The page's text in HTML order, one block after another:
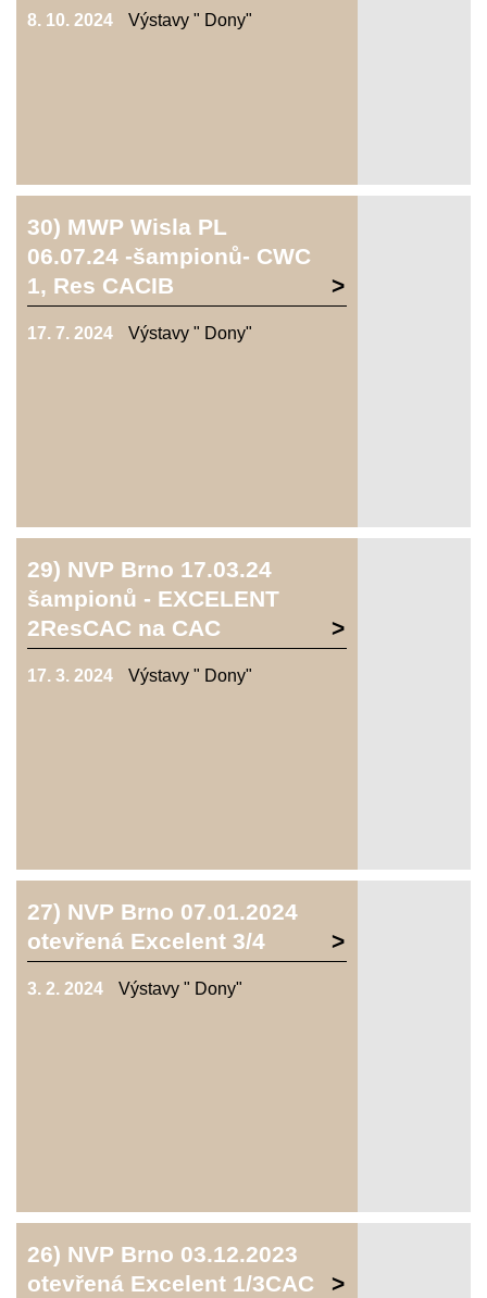
8. 10. 2024 Výstavy " Dony"
30) MWP Wisla PL
06.07.24 -šampionů- CWC
1, Res CACIB
17. 7. 2024 Výstavy " Dony"
29) NVP Brno 17.03.24
šampionů - EXCELENT
2ResCAC na CAC
17. 3. 2024 Výstavy " Dony"
27) NVP Brno 07.01.2024
otevřená Excelent 3/4
3. 2. 2024 Výstavy " Dony"
26) NVP Brno 03.12.2023
otevřená Excelent 1/3CAC